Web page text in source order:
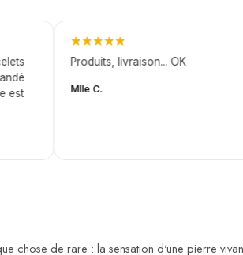
Produits, livraison... OK
Mlle C.
chose de rare : la sensation d'une pierre